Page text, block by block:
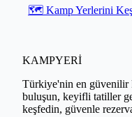
🗺️ Kamp Yerlerini
KAMPYERİ
Türkiye'nin en güvenilir
buluşun, keyifli tatiller
keşfedin, güvenle